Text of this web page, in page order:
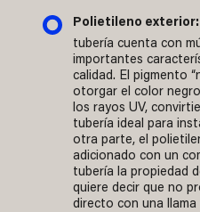
Polietileno exterior:
tubería cuenta con
importantes
calidad. El pigmento
otorgar el color
los rayos UV,
tubería ideal para
otra parte, el
adicionado con un
tubería la propiedad
quiere decir que no
directo con una llama